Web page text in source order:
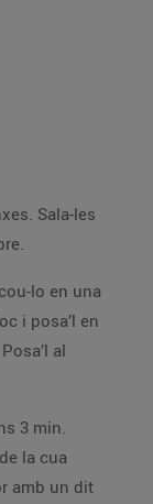
les
lo en una
i posa’l en
3 min.
la cua